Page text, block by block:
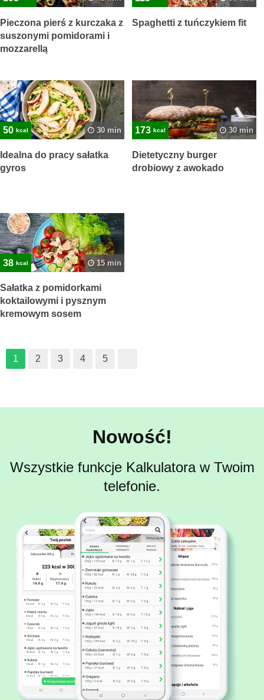
Pieczona pierś z kurczaka z
suszonymi pomidorami i
mozzarellą
Spaghetti z tuńczykiem fit
50 kcal 30 min
Idealna do pracy sałatka
gyros
173 kcal 30 min
Dietetyczny burger
drobiowy z awokado
38 kcal 15 min
Sałatka z pomidorkami
koktailowymi i pysznym
kremowym sosem
1 2 3 4 5
Nowość!
Wszystkie funkcje Kalkulatora w Twoim
telefonie.